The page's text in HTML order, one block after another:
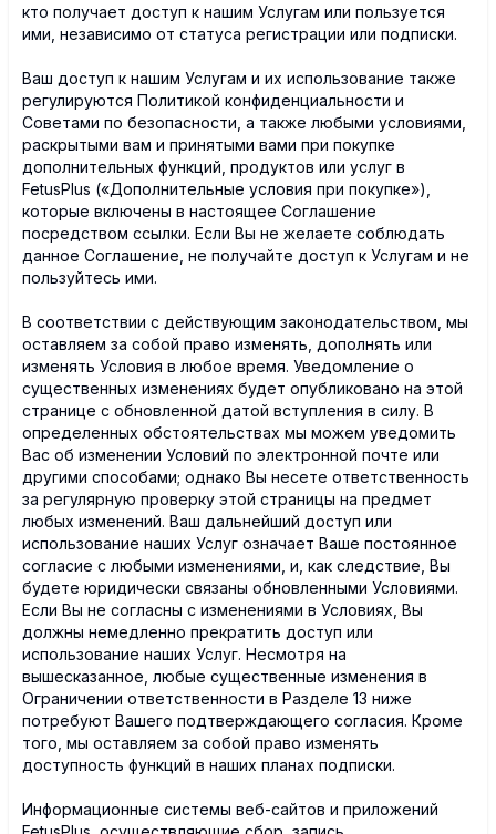
кто получает доступ к нашим Услугам или пользуется
ими, независимо от статуса регистрации или подписки.
Ваш доступ к нашим Услугам и их использование также
регулируются Политикой конфиденциальности и
Советами по безопасности, а также любыми условиями,
раскрытыми вам и принятыми вами при покупке
дополнительных функций, продуктов или услуг в
FetusPlus («Дополнительные условия при покупке»),
которые включены в настоящее Соглашение
посредством ссылки. Если Вы не желаете соблюдать
данное Соглашение, не получайте доступ к Услугам и не
пользуйтесь ими.
В соответствии с действующим законодательством, мы
оставляем за собой право изменять, дополнять или
изменять Условия в любое время. Уведомление о
существенных изменениях будет опубликовано на этой
странице с обновленной датой вступления в силу. В
определенных обстоятельствах мы можем уведомить
Вас об изменении Условий по электронной почте или
другими способами; однако Вы несете ответственность
за регулярную проверку этой страницы на предмет
любых изменений. Ваш дальнейший доступ или
использование наших Услуг означает Ваше постоянное
согласие с любыми изменениями, и, как следствие, Вы
будете юридически связаны обновленными Условиями.
Если Вы не согласны с изменениями в Условиях, Вы
должны немедленно прекратить доступ или
использование наших Услуг. Несмотря на
вышесказанное, любые существенные изменения в
Ограничении ответственности в Разделе 13 ниже
потребуют Вашего подтверждающего согласия. Кроме
того, мы оставляем за собой право изменять
доступность функций в наших планах подписки.
Информационные системы веб-сайтов и приложений